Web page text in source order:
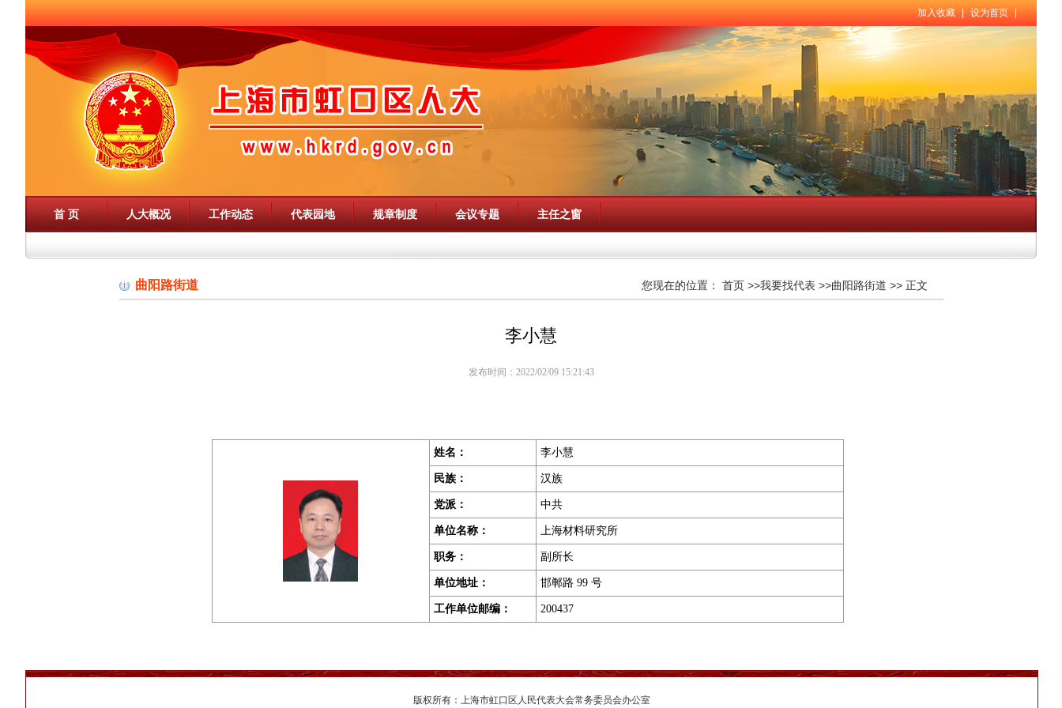
加入收藏 | 设为首页 |
首 页 人大概况 工作动态 代表园地 规章制度 会议专题 主任之窗
曲阳路街道 您现在的位置： 首页>>我要找代表 >>曲阳路街道 >> 正文
李小慧
发布时间：2022/02/09 15:21:43
姓名： 李小慧
民族： 汉族
党派： 中共
单位名称： 上海材料研究所
职务： 副所长
单位地址： 邯郸路 99 号
工作单位邮编： 200437
版权所有：上海市虹口区人民代表大会常务委员会办公室